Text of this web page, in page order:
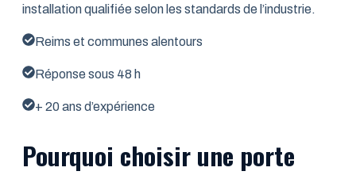
installation qualifiée selon les standards de l’industrie.
Reims et communes alentours
Réponse sous 48 h
+ 20 ans d’expérience
Pourquoi choisir une porte